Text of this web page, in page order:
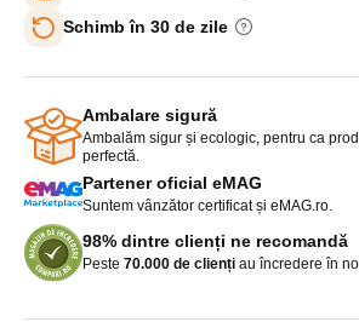
Schimb în 30 de zile
Ambalare sigură
Ambalăm sigur și ecologic, pentru ca
perfectă.
Partener oficial eMAG
Suntem vânzător certificat și eMAG.ro.
98% dintre clienți ne recomandă
Peste 70.000 de clienți au încredere în